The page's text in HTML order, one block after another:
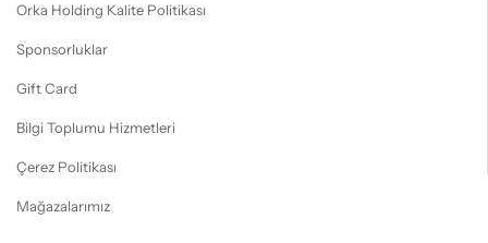
Orka Holding Kalite Politikası
Sponsorluklar
Gift Card
Bilgi Toplumu Hizmetleri
Çerez Politikası
Mağazalarımız